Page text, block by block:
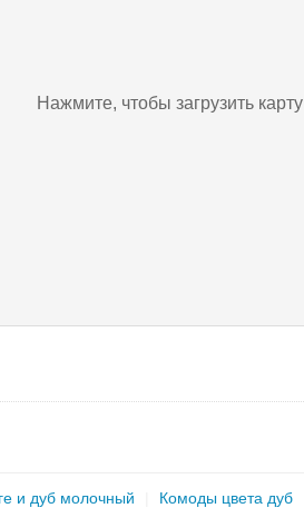
Нажмите, чтобы загрузить карту
и дуб молочный Комоды цвета дуб